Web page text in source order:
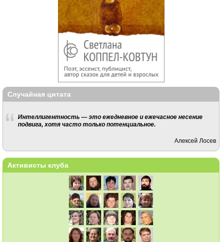
Случайная цитата
Интеллигентность — это ежедневное и ежечасное несение
подвига, хотя часто только потенциальное.
Алексей Лосев
Активисты клуба